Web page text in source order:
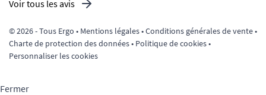
Voir tous les avis
© 2026 - Tous Ergo • Mentions légales•Conditions générales de vente•
Charte de protection des données• Politique de cookies•
Personnaliser les cookies
Fermer